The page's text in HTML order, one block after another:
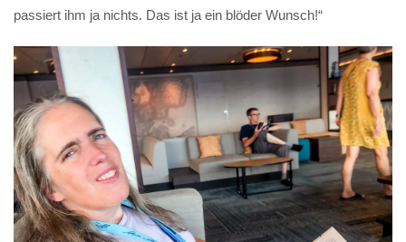
passiert ihm ja nichts. Das ist ja ein blöder Wunsch!“